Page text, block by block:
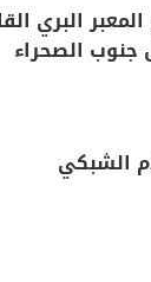
البري
الصحراء
الشبكي